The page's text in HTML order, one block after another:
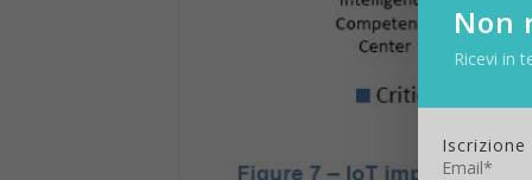
Non
Ricevi in
Email*